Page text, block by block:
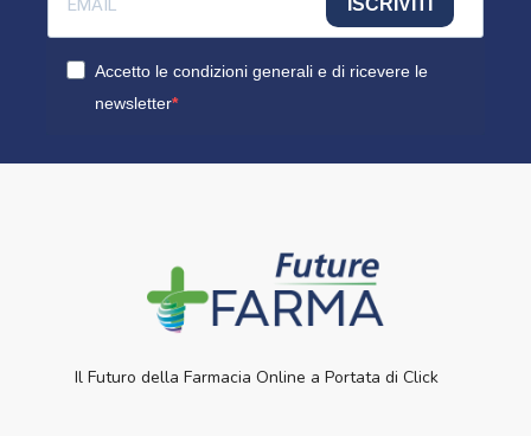
Accetto le condizioni generali e di ricevere le
newsletter
Il Futuro della Farmacia Online a Portata di Click